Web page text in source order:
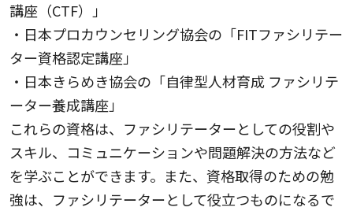
講座（CTF）」
・日本プロカウンセリング協会の「FITファシリテー
ター資格認定講座」
・日本きらめき協会の「自律型人材育成 ファシリテ
ーター養成講座」
これらの資格は、ファシリテーターとしての役割や
スキル、コミュニケーションや問題解決の方法など
を学ぶことができます。また、資格取得のための勉
強は、ファシリテーターとして役立つものになるで